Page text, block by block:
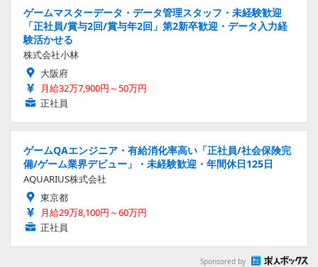
ゲームマスターデータ・データ管理スタッフ・未経験歓迎
「正社員/賞与2回/賞与年2回」第2新卒歓迎・データ入力経
験活かせる
株式会社小林
大阪府
月給32万7,900円～50万円
正社員
ゲームQAエンジニア・有給消化率高い「正社員/社会保険完
備/ゲーム業界デビュー」・未経験歓迎・年間休日125日
AQUARIUS株式会社
東京都
月給29万8,100円～60万円
正社員
Sponsored by